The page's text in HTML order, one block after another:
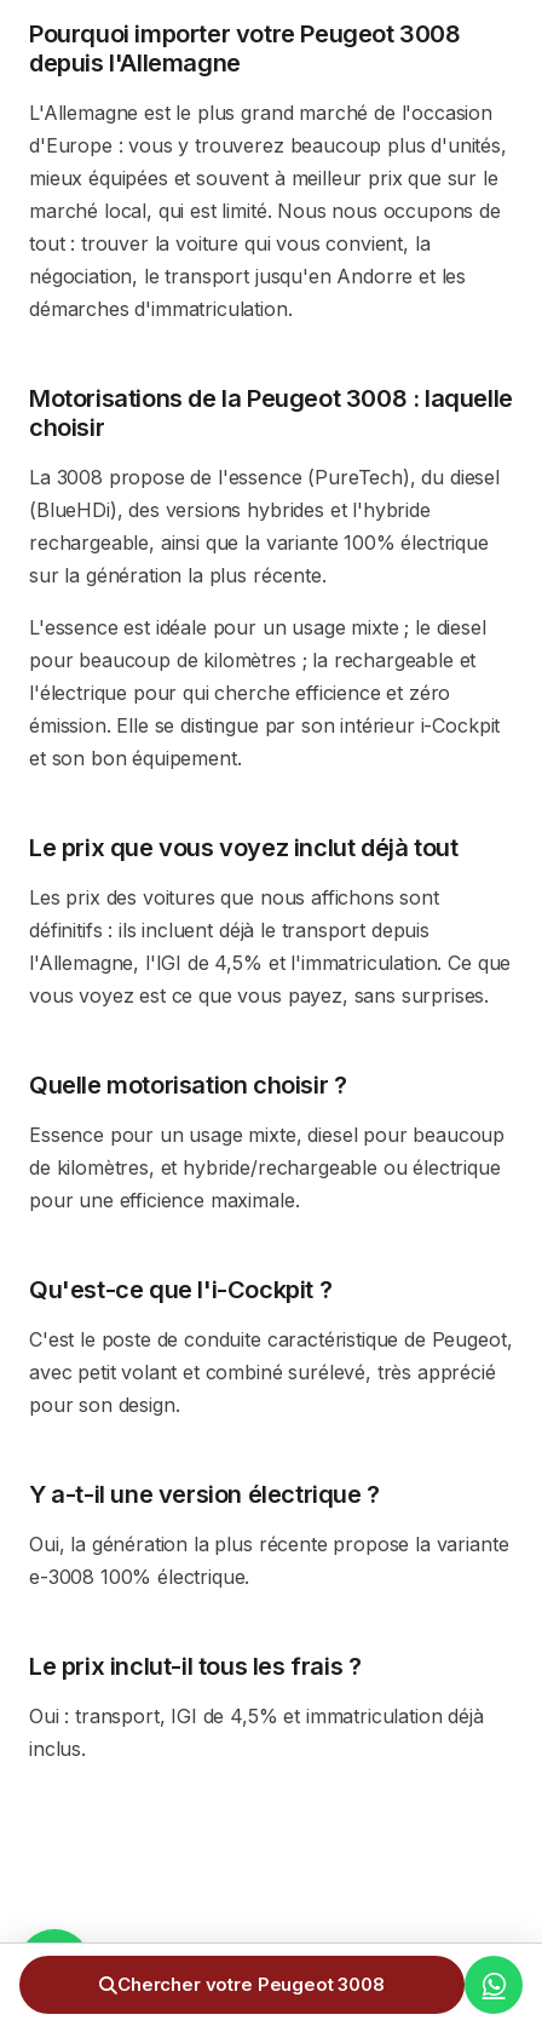
Pourquoi importer votre Peugeot 3008
depuis l'Allemagne
L'Allemagne est le plus grand marché de l'occasion
d'Europe : vous y trouverez beaucoup plus d'unités,
mieux équipées et souvent à meilleur prix que sur le
marché local, qui est limité. Nous nous occupons de
tout : trouver la voiture qui vous convient, la
négociation, le transport jusqu'en Andorre et les
démarches d'immatriculation.
Motorisations de la Peugeot 3008 : laquelle
choisir
La 3008 propose de l'essence (PureTech), du diesel
(BlueHDi), des versions hybrides et l'hybride
rechargeable, ainsi que la variante 100% électrique
sur la génération la plus récente.
L'essence est idéale pour un usage mixte ; le diesel
pour beaucoup de kilomètres ; la rechargeable et
l'électrique pour qui cherche efficience et zéro
émission. Elle se distingue par son intérieur i-Cockpit
et son bon équipement.
Le prix que vous voyez inclut déjà tout
Les prix des voitures que nous affichons sont
définitifs : ils incluent déjà le transport depuis
l'Allemagne, l'IGI de 4,5% et l'immatriculation. Ce que
vous voyez est ce que vous payez, sans surprises.
Quelle motorisation choisir ?
Essence pour un usage mixte, diesel pour beaucoup
de kilomètres, et hybride/rechargeable ou électrique
pour une efficience maximale.
Qu'est-ce que l'i-Cockpit ?
C'est le poste de conduite caractéristique de Peugeot,
avec petit volant et combiné surélevé, très apprécié
pour son design.
Y a-t-il une version électrique ?
Oui, la génération la plus récente propose la variante
e-3008 100% électrique.
Le prix inclut-il tous les frais ?
Oui : transport, IGI de 4,5% et immatriculation déjà
inclus.
Chercher votre Peugeot 3008